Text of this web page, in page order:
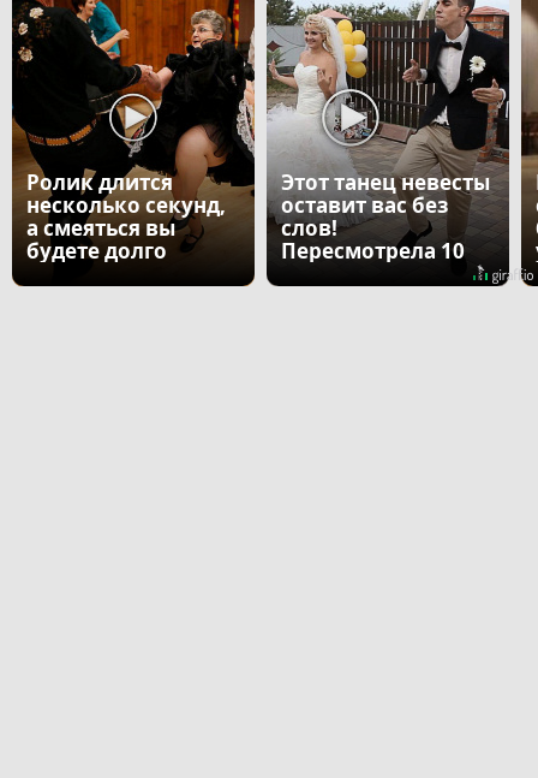
Ролик длится
несколько секунд,
а смеяться вы
будете долго
Этот танец невесты
оставит вас без
слов!
Пересмотрела 10